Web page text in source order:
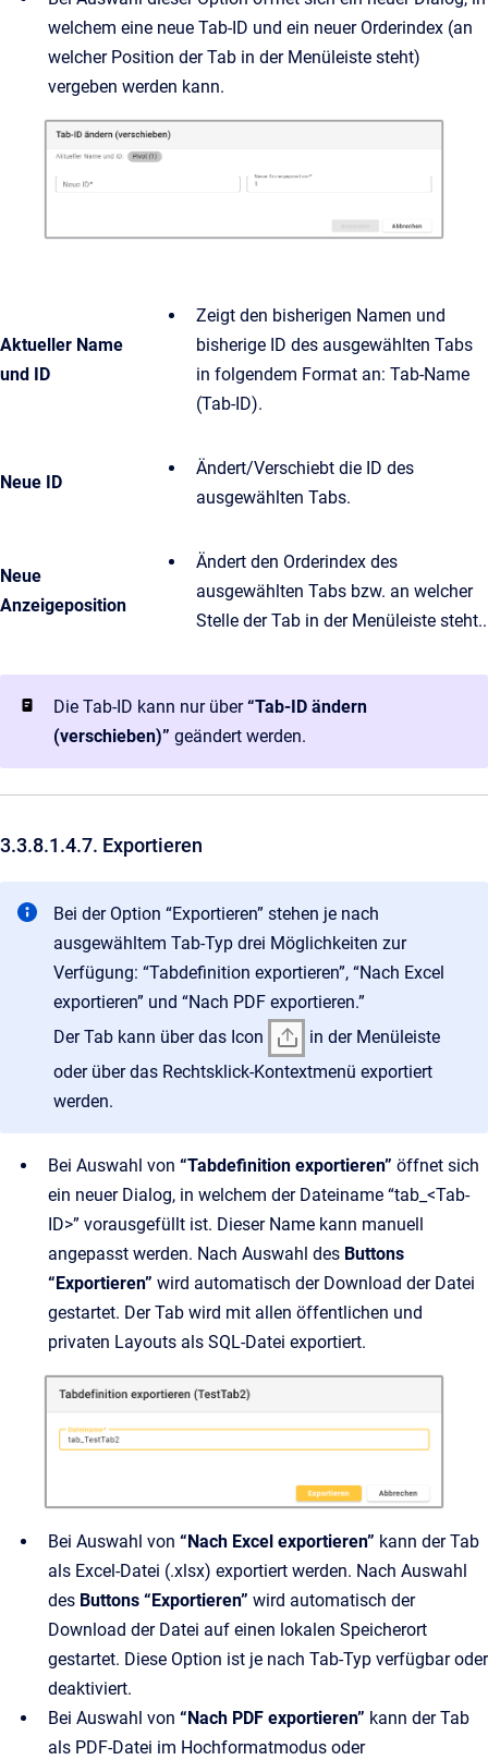
welchem eine neue Tab-ID und ein neuer Orderindex (an
welcher Position der Tab in der Menüleiste steht)
vergeben werden kann.
Aktueller Name
und ID
Zeigt den bisherigen Namen und
bisherige ID des ausgewählten Tabs
in folgendem Format an: Tab-Name
(Tab-ID).
Neue ID
Ändert/Verschiebt die ID des
ausgewählten Tabs.
Neue
Anzeigeposition
Ändert den Orderindex des
ausgewählten Tabs bzw. an welcher
Stelle der Tab in der Menüleiste steht..
Die Tab-ID kann nur über“Tab-ID ändern
(verschieben)” geändert werden.
3.3.8.1.4.7. Exportieren
Bei der Option “Exportieren” stehen je nach
ausgewähltem Tab-Typ drei Möglichkeiten zur
Verfügung: “Tabdefinition exportieren”, “Nach Excel
exportieren” und “Nach PDF exportieren.”
Der Tab kann über das Icon
in der Menüleiste
oder über das Rechtsklick-Kontextmenü exportiert
werden.
Bei Auswahl von “Tabdefinition exportieren” öffnet sich
ein neuer Dialog, in welchem der Dateiname “tab_<Tab-
ID>” vorausgefüllt ist. Dieser Name kann manuell
angepasst werden. Nach Auswahl des Buttons
“Exportieren” wird automatisch der Download der Datei
gestartet. Der Tab wird mit allen öffentlichen und
privaten Layouts als SQL-Datei exportiert.
Bei Auswahl von “Nach Excel exportieren” kann der Tab
als Excel-Datei (.xlsx) exportiert werden. Nach Auswahl
des Buttons “Exportieren” wird automatisch der
Download der Datei auf einen lokalen Speicherort
gestartet. Diese Option ist je nach Tab-Typ verfügbar oder
deaktiviert.
Bei Auswahl von “Nach PDF exportieren” kann der Tab
als PDF-Datei im Hochformatmodus oder